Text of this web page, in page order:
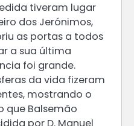
tiveram lugar
dos Jerónimos,
as portas a todos
a sua última
foi grande.
da vida fizeram
mostrando o
que Balsemão